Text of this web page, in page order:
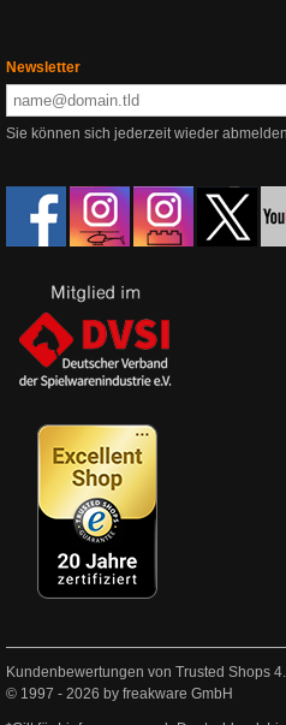
Newsletter
Sie können sich jederzeit wieder
Kundenbewertungen von Trusted Shops
© 1997 - 2026 by freakware GmbH